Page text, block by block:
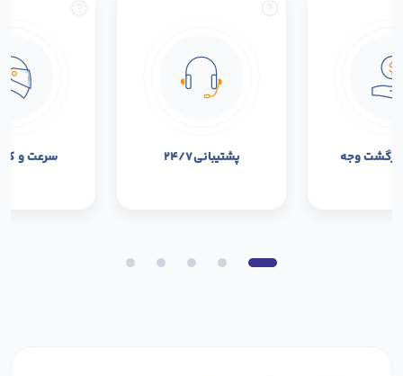
بازگشت وجه پشتیبانی ۲۴/۷ سرعت و